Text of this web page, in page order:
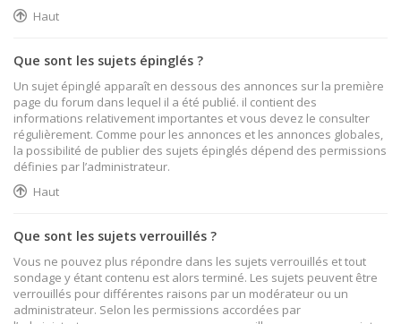
Haut
Que sont les sujets épinglés ?
Un sujet épinglé apparaît en dessous des annonces sur la première
page du forum dans lequel il a été publié. il contient des
informations relativement importantes et vous devez le consulter
régulièrement. Comme pour les annonces et les annonces globales,
la possibilité de publier des sujets épinglés dépend des permissions
définies par l’administrateur.
Haut
Que sont les sujets verrouillés ?
Vous ne pouvez plus répondre dans les sujets verrouillés et tout
sondage y étant contenu est alors terminé. Les sujets peuvent être
verrouillés pour différentes raisons par un modérateur ou un
administrateur. Selon les permissions accordées par